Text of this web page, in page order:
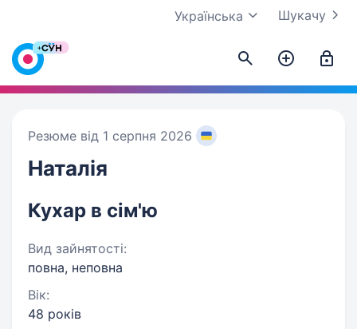
Шукачу
Українська
Резюме від 1 серпня 2026
Наталія
Кухар в сім'ю
Вид зайнятості:
повна, неповна
Вік:
48 років